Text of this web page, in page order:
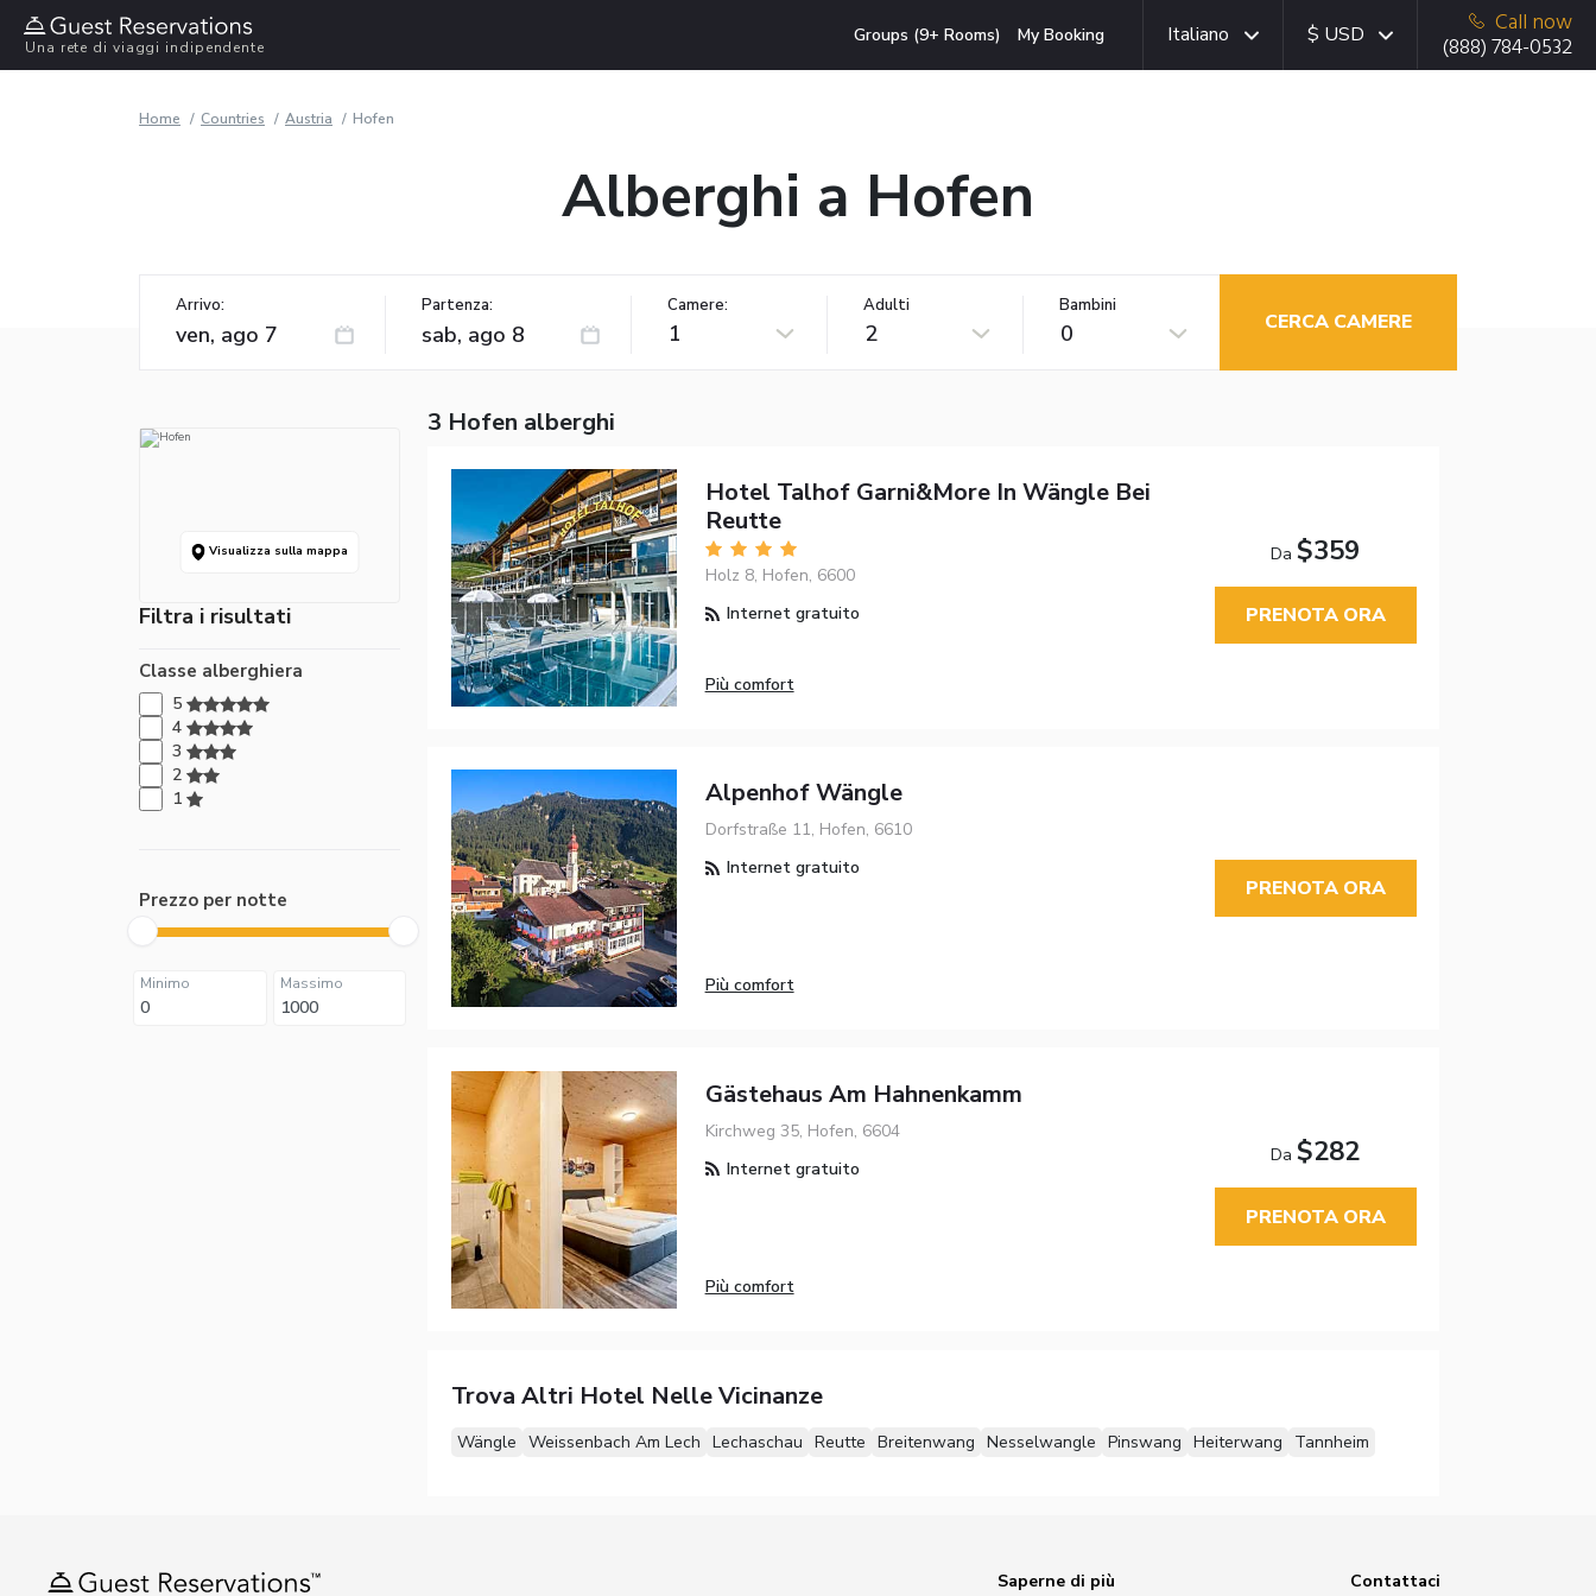
Una rete di viaggi indipendente
Groups (9+ Rooms) My Booking Italiano $ USD
Call now
(888) 784-0532
Home Countries Austria Hofen
Alberghi a Hofen
Arrivo: Partenza: Camere:
1
Adulti
2
Bambini
0 CERCA CAMERE
Visualizza sulla mappa
Filtra i risultati
Classe alberghiera
5
4
3
2
1
Prezzo per notte
Minimo Massimo
3 Hofen alberghi
Hotel Talhof Garni&more In Wängle Bei
Reutte
Holz 8, Hofen, 6600
Internet gratuito
Più comfort
Da$359
PRENOTA ORA
Alpenhof Wängle
Dorfstraße 11, Hofen, 6610
Internet gratuito
Più comfort
PRENOTA ORA
Gästehaus Am Hahnenkamm
Kirchweg 35, Hofen, 6604
Internet gratuito
Più comfort
Da$282
PRENOTA ORA
Trova Altri Hotel Nelle Vicinanze
Wängle Weissenbach Am Lech Lechaschau Reutte Breitenwang Nesselwangle Pinswang Heiterwang Tannheim
Saperne di più Contattaci